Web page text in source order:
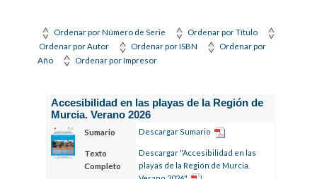
Ordenar por Número de Serie
Ordenar por Título
Ordenar por Autor
Ordenar por ISBN
Ordenar por
Año
Ordenar por Impresor
Accesibilidad en las playas de la Región de
Murcia. Verano 2026
Sumario Descargar Sumario
Texto
Completo
Descargar "Accesibilidad en las
playas de la Región de Murcia.